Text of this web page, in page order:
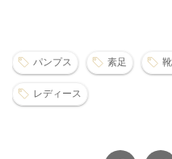
パンプス 素足
レディース